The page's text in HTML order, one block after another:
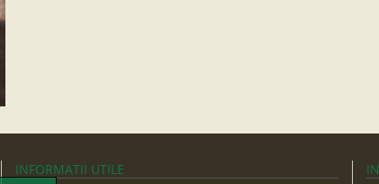
INFORMATII UTILE